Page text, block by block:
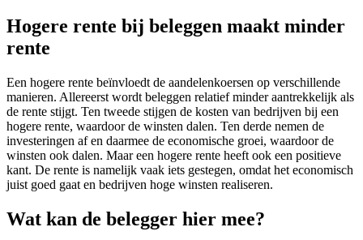
Hogere rente bij beleggen maakt minder
rente
Een hogere rente beïnvloedt de aandelenkoersen op verschillende
manieren. Allereerst wordt beleggen relatief minder aantrekkelijk als
de rente stijgt. Ten tweede stijgen de kosten van bedrijven bij een
hogere rente, waardoor de winsten dalen. Ten derde nemen de
investeringen af en daarmee de economische groei, waardoor de
winsten ook dalen. Maar een hogere rente heeft ook een positieve
kant. De rente is namelijk vaak iets gestegen, omdat het economisch
juist goed gaat en bedrijven hoge winsten realiseren.
Wat kan de belegger hier mee?